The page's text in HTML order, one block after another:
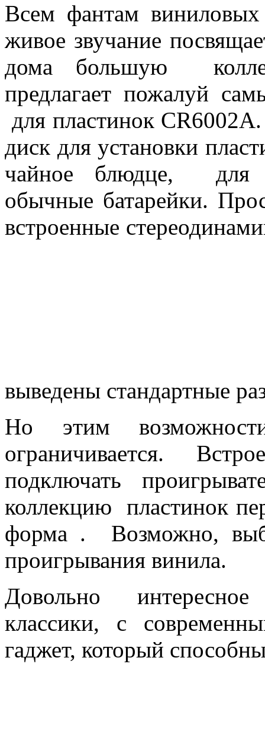
Всем фантам виниловых
живое звучание
дома большую
предлагает пожалуй
для пластинок
диск для установки
чайное блюдце, для
обычные батарейки.
встроенные
выведены стандартные
Но этим
ограничивается.
подключать
коллекцию пластинок
форма . Возможно,
проигрывания винила.
Довольно
классики, с
гаджет, который